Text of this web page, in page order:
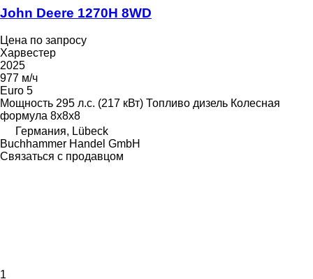
John Deere 1270H 8WD
Цена по запросу
Харвестер
2025
977 м/ч
Euro 5
Мощность 295 л.с. (217 кВт) Топливо дизель Колесная
формула 8x8x8
Германия, Lübeck
Buchhammer Handel GmbH
Связаться с продавцом
1